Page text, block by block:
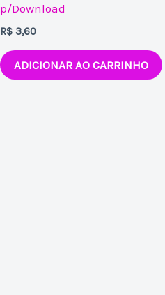
p/Download
R$ 3,60
ADICIONAR AO CARRINHO